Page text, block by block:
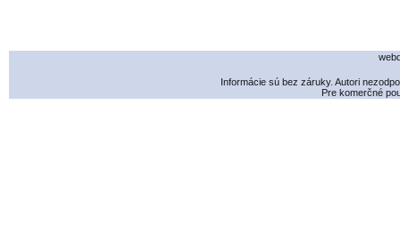
Informácie sú bez záruky. Autori
Pre komerčné